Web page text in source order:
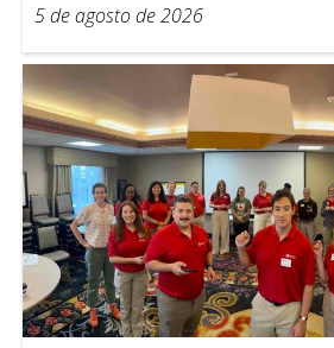
5 de agosto de 2026